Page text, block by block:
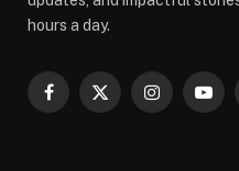
hours a day.
Facebook
X
Instagram